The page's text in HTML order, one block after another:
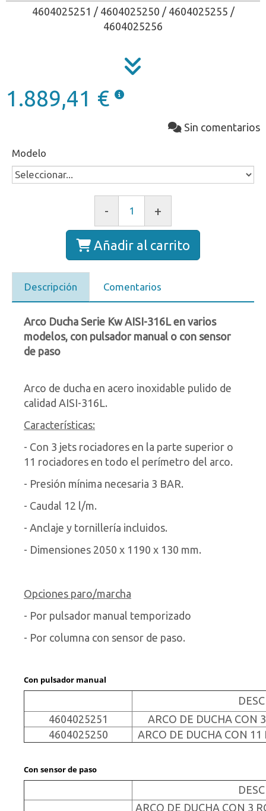
4604025251 / 4604025250 / 4604025255 /
4604025256
1.889,41 €
Sin comentarios
Modelo
- +
Añadir al carrito
Descripción Comentarios
Arco Ducha Serie Kw AISI-316L en varios
modelos, con pulsador manual o con sensor
de paso
Arco de ducha en acero inoxidable pulido de
calidad AISI-316L.
Características:
- Con 3 jets rociadores en la parte superior o
11 rociadores en todo el perímetro del arco.
- Presión mínima necesaria 3 BAR.
- Caudal 12 l/m.
- Anclaje y tornillería incluidos.
- Dimensiones 2050 x 1190 x 130 mm.
Opciones paro/marcha
- Por pulsador manual temporizado
- Por columna con sensor de paso.
Con pulsador manual
4604025251
ARCO DE DUCHA CON
4604025250
ARCO DE DUCHA CON
Con sensor de paso
ARCO DE DUCHA CON 3